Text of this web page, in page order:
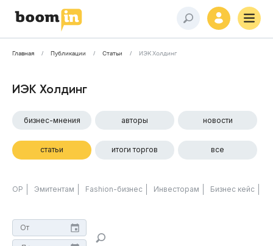
Главная Публикации Статьи ИЭК Холдинг
ИЭК Холдинг
бизнес-мнения авторы новости
статьи итоги торгов все
ОР Эмитентам Fashion-бизнес Инвесторам Бизнес кейс